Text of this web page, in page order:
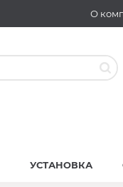
О
УСТАНОВКА